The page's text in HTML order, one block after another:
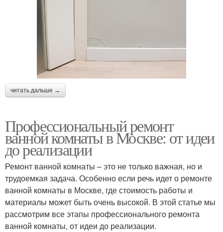
читать дальше →
Профессиональный ремонт
ванной комнаты в Москве: от идеи
до реализации
Ремонт ванной комнаты – это не только важная, но и
трудоемкая задача. Особенно если речь идет о ремонте
ванной комнаты в Москве, где стоимость работы и
материалы может быть очень высокой. В этой статье мы
рассмотрим все этапы профессионального ремонта
ванной комнаты, от идеи до реализации.